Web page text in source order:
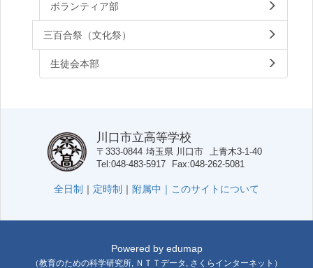
ボランティア部
三百合祭（文化祭）
生徒会本部
川口市立高等学校
〒333-0844 埼玉県 川口市 上青木3-1-40
Tel 048-483-5917 Fax 048-262-5081
全日制 ｜ 定時制 ｜ 附属中｜ このサイトについて
Powered by edumap
（教育のための科学研究所, ＮＴＴデータ , さくらインターネット ）